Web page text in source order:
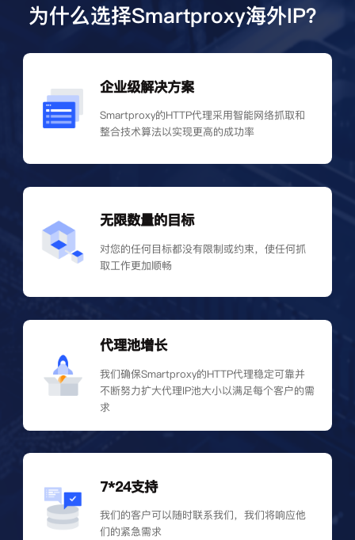
为什么选择Smartproxy海外IP？
企业级解决方案
Smartproxy的HTTP代理采用智能网络抓取和
整合技术算法以实现更高的成功率
无限数量的目标
对您的任何目标都没有限制或约束，使任何抓
取工作更加顺畅
代理池增长
我们确保Smartproxy的HTTP代理稳定可靠并
不断努力扩大代理IP池大小以满足每个客户的需
求
7*24支持
我们的客户可以随时联系我们，我们将响应他
们的紧急需求